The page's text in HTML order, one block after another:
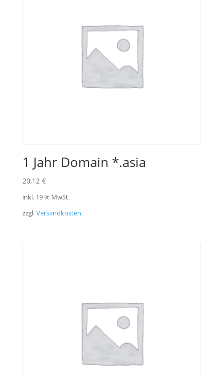
1 Jahr Domain *.asia
20,12 €
inkl. 19 % MwSt.
zzgl.Versandkosten